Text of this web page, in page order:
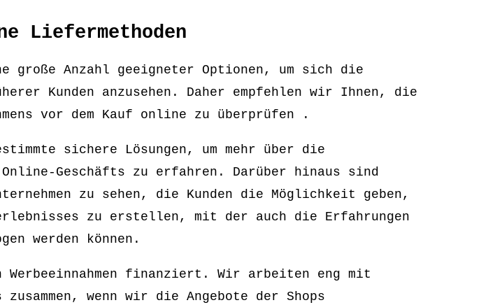
Liefermethoden
Anzahl geeigneter Optionen, um sich die
Kunden anzusehen. Daher empfehlen wir Ihnen, die
vor dem Kauf online zu überprüfen .
sichere Lösungen, um mehr über die
Geschäfts zu erfahren. Darüber hinaus sind
zu sehen, die Kunden die Möglichkeit geben,
zu erstellen, mit der auch die Erfahrungen
werden können.
Werbeeinnahmen finanziert. Wir arbeiten eng mit
wenn wir die Angebote der Shops